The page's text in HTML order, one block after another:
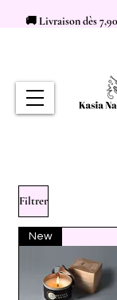
🚚 Livraison dès
Filtrer
New